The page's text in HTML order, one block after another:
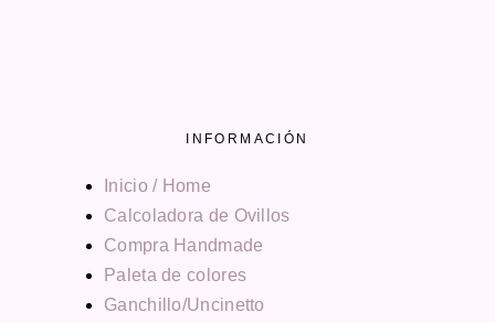
INFORMACIÓN
Inicio / Home
Calcoladora de Ovillos
Compra Handmade
Paleta de colores
Ganchillo/Uncinetto